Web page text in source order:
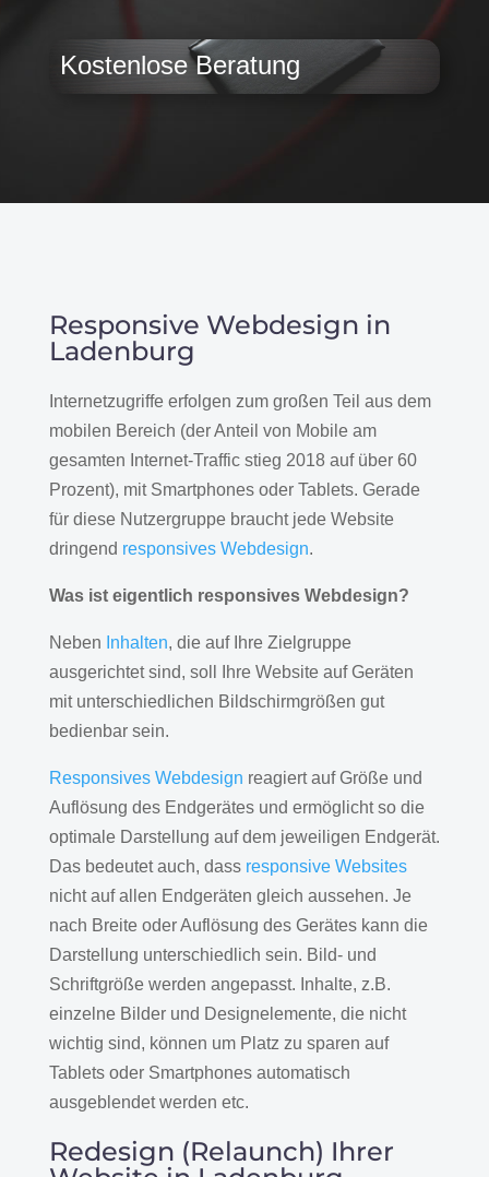
Kostenlose Beratung
Responsive Webdesign in
Ladenburg
Internetzugriffe erfolgen zum großen Teil aus dem
mobilen Bereich (der Anteil von Mobile am
gesamten Internet-Traffic stieg 2018 auf über 60
Prozent), mit Smartphones oder Tablets. Gerade
für diese Nutzergruppe braucht jede Website
dringend responsives Webdesign.
Was ist eigentlich responsives Webdesign?
Neben Inhalten, die auf Ihre Zielgruppe
ausgerichtet sind, soll Ihre Website auf Geräten
mit unterschiedlichen Bildschirmgrößen gut
bedienbar sein.
Responsives Webdesign reagiert auf Größe und
Auflösung des Endgerätes und ermöglicht so die
optimale Darstellung auf dem jeweiligen Endgerät.
Das bedeutet auch, dass responsive Websites
nicht auf allen Endgeräten gleich aussehen. Je
nach Breite oder Auflösung des Gerätes kann die
Darstellung unterschiedlich sein. Bild- und
Schriftgröße werden angepasst. Inhalte, z.B.
einzelne Bilder und Designelemente, die nicht
wichtig sind, können um Platz zu sparen auf
Tablets oder Smartphones automatisch
ausgeblendet werden etc.
Redesign (Relaunch) Ihrer